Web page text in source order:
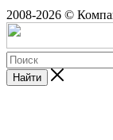
2008-2026 ©
Найти